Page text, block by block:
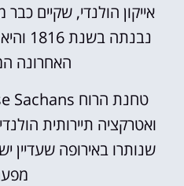
אייקון הולנדי, שקיים
האחרונה
ואטרקציה תיירותית
שנותרו באירופה שעדיין